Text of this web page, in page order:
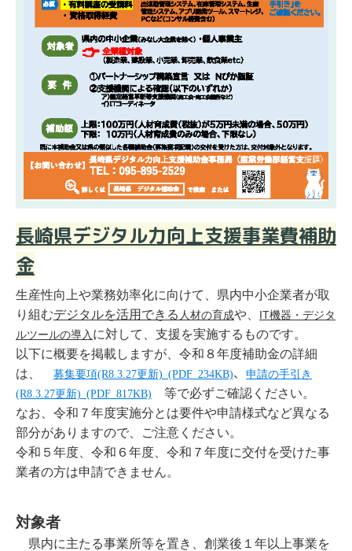
長崎県デジタル力向上支援事業費補助
金
生産性向上や業務効率化に向けて、県内中小企業者が取
り組むデジタルを活用できる 人材の育成や、 IT機器・デジタ
ルツールの導入 に対して、支援を実施するものです。
以下に概要を掲載しますが、令和８年度補助金の詳細
は、
募集要項(R8.3.27更新) (PDF 234KB)、
申請の手引き
(R8.3.27更新) (PDF 817KB)
等で必ずご確認ください。
なお、令和７年度実施分とは要件や申請様式など異なる
部分がありますので、ご注意ください。
令和５年度、令和６年度、令和７年度に交付を受けた事
業者の方は申請できません。
対象者
県内に主たる事業所等を置き、創業後１年以上事業を